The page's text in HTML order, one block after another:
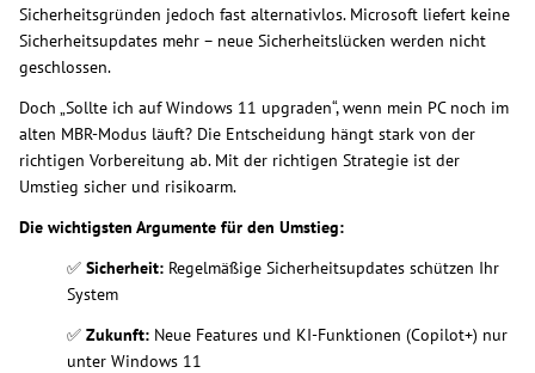
Sicherheitsgründen jedoch fast alternativlos. Microsoft liefert keine
Sicherheitsupdates mehr – neue Sicherheitslücken werden nicht
geschlossen.
Doch „Sollte ich auf Windows 11 upgraden“, wenn mein PC noch im
alten MBR-Modus läuft? Die Entscheidung hängt stark von der
richtigen Vorbereitung ab. Mit der richtigen Strategie ist der
Umstieg sicher und risikoarm.
Die wichtigsten Argumente für den Umstieg:
✅ Sicherheit: Regelmäßige Sicherheitsupdates schützen Ihr
System
✅ Zukunft: Neue Features und KI-Funktionen (Copilot+) nur
unter Windows 11